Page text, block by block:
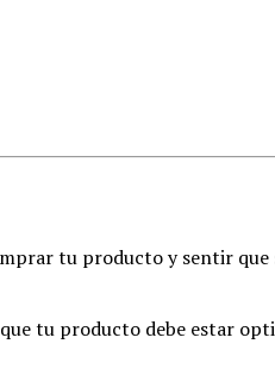
tu producto y sentir que
tu producto debe estar